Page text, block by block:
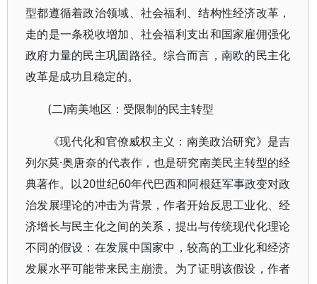
型都遵循着政治领域、社会福利、结构性经济改革，
走的是一条税收增加、社会福利支出和国家雇佣强化
政府力量的民主巩固路径。综合而言，南欧的民主化
改革是成功且稳定的。
(二)南美地区：受限制的民主转型
《现代化和官僚威权主义：南美政治研究》是吉
列尔莫·奥唐奈的代表作，也是研究南美民主转型的经
典著作。以20世纪60年代巴西和阿根廷军事政变对政
治发展理论的冲击为背景，作者开始反思工业化、经
济增长与民主化之间的关系，提出与传统现代化理论
不同的假设：在发展中国家中，较高的工业化和经济
发展水平可能带来民主崩溃。为了证明该假设，作者